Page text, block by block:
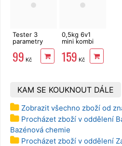
Tester 3
parametry
chlór, pH,
alkalita, 50ks
99 Kč
0,5kg 6v1
mini kombi
25x20g
Multiplex
159 Kč
KAM SE KOUKNOUT DÁLE
Zobrazit všechno zboží od
Procházet zboží v oddělení
Bazénová chemie
Procházet zboží v oddělení